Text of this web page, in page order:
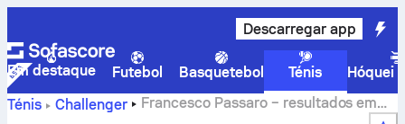
Descarregar app
Em destaque Futebol Basquetebol Ténis
Hóquei
Ténis
Challenger
Francesco Passaro – resultados em